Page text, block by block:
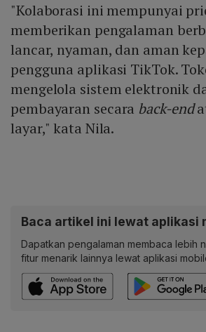
"Kolaborasi ini mempunyai
memberikan pengalaman
lancar, nyaman, dan aman
pengguna aplikasi TikTok.
mengelola sistem elektronik
pembayaran secara back-end
layar," kata Nila.
Baca artikel ini lewat aplikasi
Dapatkan pengalaman membaca lebih
fitur menarik lainnya lewat aplikasi